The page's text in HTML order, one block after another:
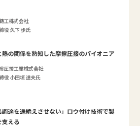
工株式会社
役 久下 歩氏
熱の関係を熟知した摩擦圧接のパイオニア
圧接工業株式会社
役 小田垣 達夫氏
調達を途絶えさせない」ロウ付け技術で製
支える